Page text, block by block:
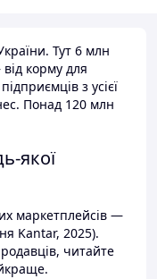
Тут 6 млн
корму для
з усієї
Понад 120 млн
якої
маркетплейсів —
Kantar, 2025).
читайте